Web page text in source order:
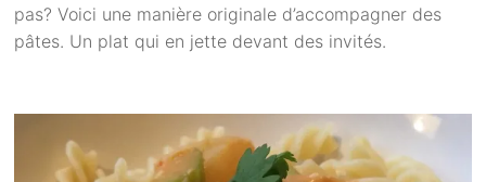
pas? Voici une manière originale d’accompagner des
pâtes. Un plat qui en jette devant des invités.